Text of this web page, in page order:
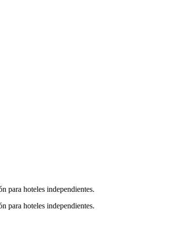
para hoteles independientes.
para hoteles independientes.